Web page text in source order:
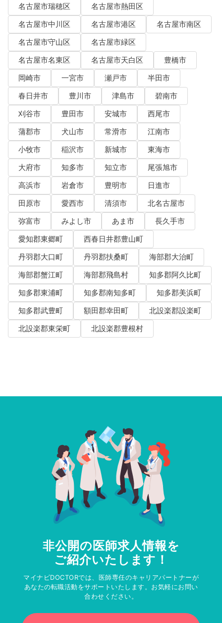
名古屋市瑞穂区
名古屋市熱田区
名古屋市中川区
名古屋市港区
名古屋市南区
名古屋市守山区
名古屋市緑区
名古屋市名東区
名古屋市天白区
豊橋市
岡崎市
一宮市 瀬戸市
半田市
春日井市
豊川市 津島市
碧南市
刈谷市
豊田市 安城市
西尾市
蒲郡市
犬山市 常滑市
江南市
小牧市
稲沢市 新城市
東海市
大府市
知多市 知立市
尾張旭市
高浜市
岩倉市 豊明市
日進市
田原市
愛西市 清須市
北名古屋市
弥富市
みよし市 あま市
長久手市
愛知郡東郷町
西春日井郡豊山町
丹羽郡大口町
丹羽郡扶桑町
海部郡大治町
海部郡蟹江町
海部郡飛島村
知多郡阿久比町
知多郡東浦町
知多郡南知多町
知多郡美浜町
知多郡武豊町
額田郡幸田町
北設楽郡設楽町
北設楽郡東栄町
北設楽郡豊根村
非公開の医師求人情報を
ご紹介いたします！
マイナビDOCTORでは、医師専任のキャリアパートナーが
あなたの転職活動をサポートいたします。お気軽にお問い
合わせください。